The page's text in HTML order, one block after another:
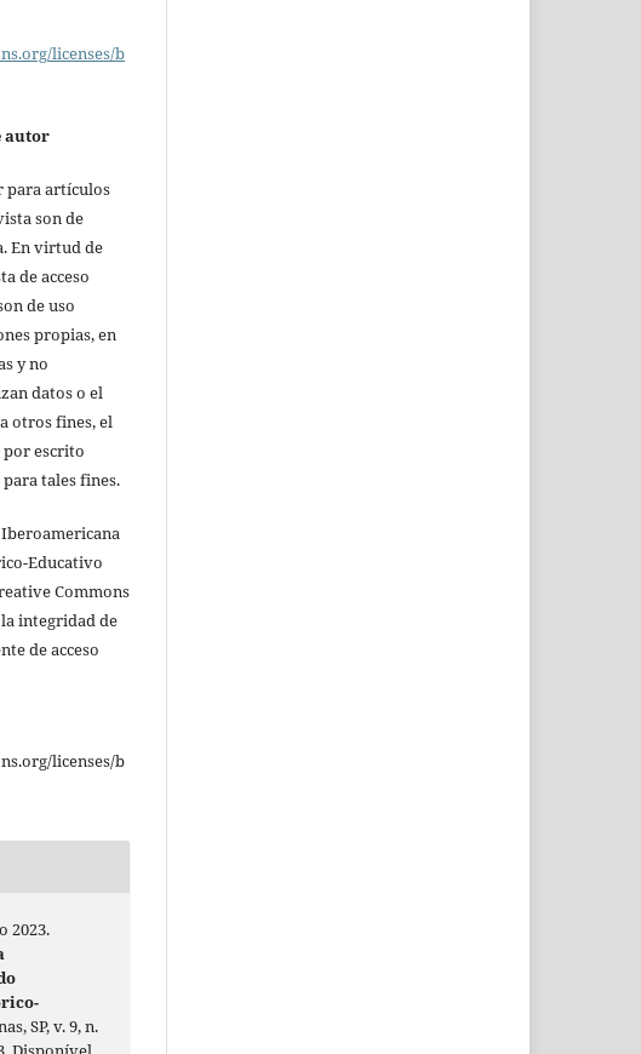
licenses/b
autor
para artículos
son de
En virtud de
de acceso
de uso
propias, en
y no
datos o el
otros fines, el
escrito
tales fines.
Iberoamericana
Educativo
Commons
integridad de
de acceso
licenses/b
2023.
SP, v. 9, n.